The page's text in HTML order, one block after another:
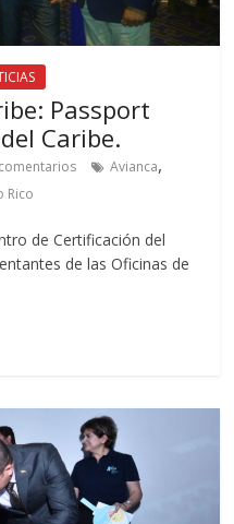
Passport
Caribe.
Avianca,
Rico
de Certificación del
de las Oficinas de